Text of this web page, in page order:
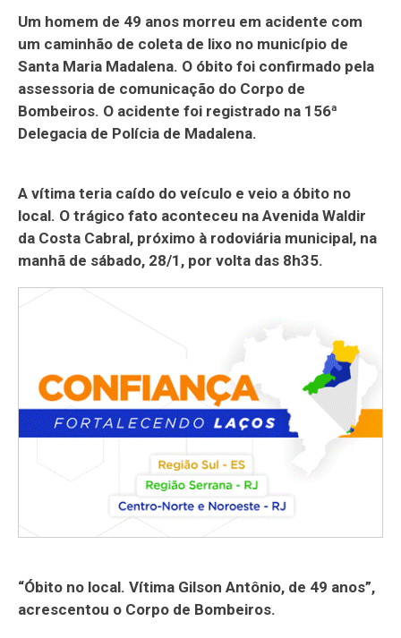
Um homem de 49 anos morreu em acidente com
um caminhão de coleta de lixo no município de
Santa Maria Madalena. O óbito foi confirmado pela
assessoria de comunicação do Corpo de
Bombeiros. O acidente foi registrado na 156ª
Delegacia de Polícia de Madalena.
A vítima teria caído do veículo e veio a óbito no
local. O trágico fato aconteceu na Avenida Waldir
da Costa Cabral, próximo à rodoviária municipal, na
manhã de sábado, 28/1, por volta das 8h35.
“Óbito no local. Vítima Gilson Antônio, de 49 anos”,
acrescentou o Corpo de Bombeiros.